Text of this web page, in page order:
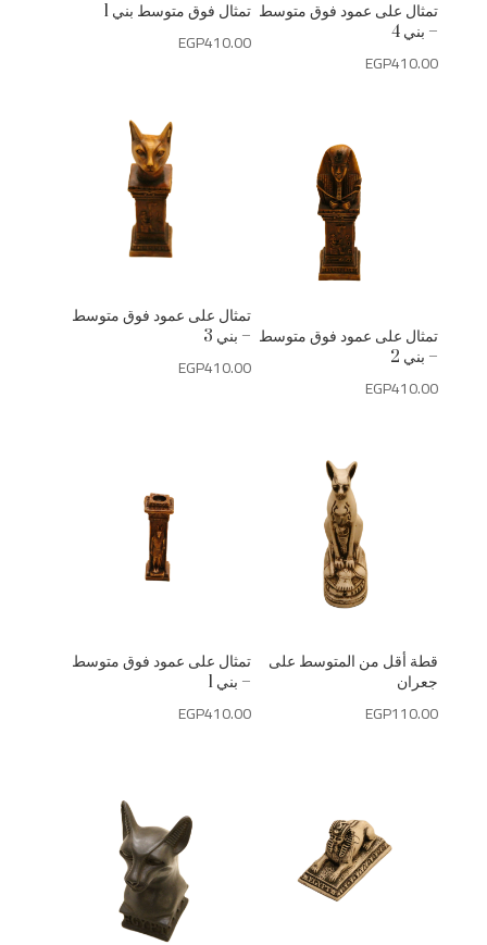
تمثال فوق متوسط بني 1
EGP410.00
تمثال على عمود فوق متوسط
– بني 4
EGP410.00
تمثال على عمود فوق متوسط
– بني 3
EGP410.00
تمثال على عمود فوق متوسط
– بني 2
EGP410.00
تمثال على عمود فوق متوسط
– بني 1
EGP410.00
قطة أقل من المتوسط على
جعران
EGP110.00